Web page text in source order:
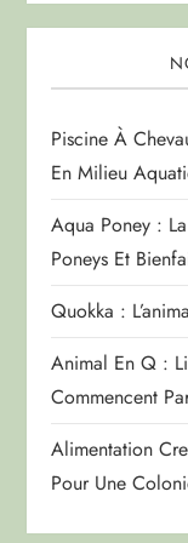
Piscine À
En Milieu
Aqua Poney :
Poneys Et
Quokka :
Animal En Q :
Commencent
Alimentation
Pour Une